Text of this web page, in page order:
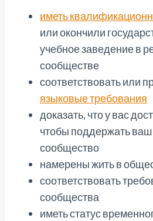
иметь
или окончили
учебное заведение в
сообществе
соответствовать или
языковые требования
доказать, что у вас
чтобы поддержать
сообщество
намерены жить в
соответствовать
сообщества
иметь статус